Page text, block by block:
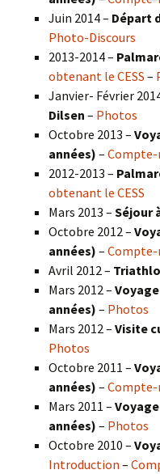
Juin 2014 – Départ
Photo-Discours
2013-2014 –
obtenant le CESS –
Janvier- Février
Dilsen – Photos
Octobre 2013 –
années) – Compte-
2012-2013 –
obtenant le CESS
Mars 2013 – Séjour
Octobre 2012 –
années) – Compte-
Avril 2012 –
Mars 2012 –
années) – Photos
Mars 2012 – Visite
Photos
Octobre 2011 –
années) – Compte-
Mars 2011 –
années) – Photos
Octobre 2010 –
Introduction –